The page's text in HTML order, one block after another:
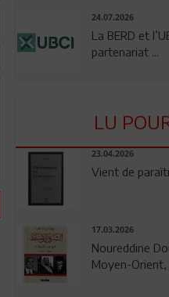
24.07.2026
La BERD et
partenariat ...
LU
23.04.2026
Vient de
17.03.2026
Noureddine
Moyen-Orient,